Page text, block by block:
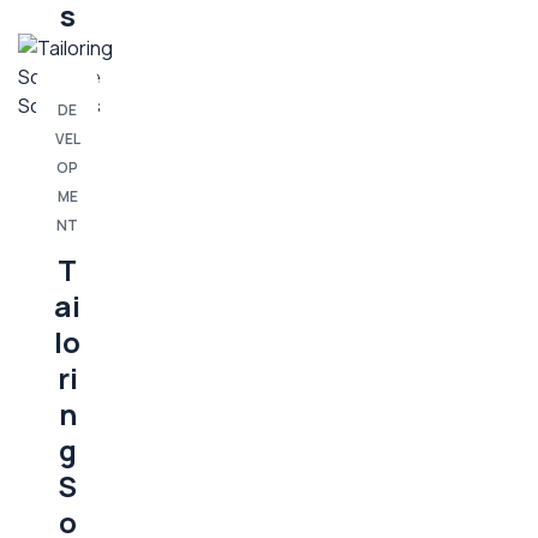
s
DE
VEL
OP
ME
NT
T
ai
lo
ri
n
g
S
o